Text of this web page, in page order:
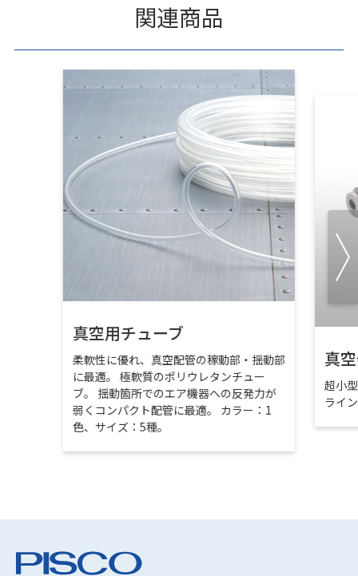
関連商品
真空用チューブ
柔軟性に優れ、真空配管の稼動部・揺動部
に最適。 極軟質のポリウレタンチュー
ブ。 揺動箇所でのエア機器への反発力が
弱くコンパクト配管に最適。 カラー：1
色、サイズ：5種。
真
超小
ライ